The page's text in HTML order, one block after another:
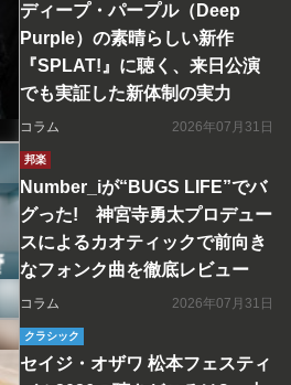
ディープ・パープル（Deep
Purple）の素晴らしい新作
『SPLAT!』に聴く、来日公演
でも実証した新体制の実力
コラム 2026年07月31日
邦楽
Number_iが“BUGS LIFE”でバ
グった! 神宮寺勇太プロデュー
スによるカオティックで前向き
なフォンク曲を徹底レビュー
コラム 2026年07月31日
クラシック
セイジ・オザワ 松本フェスティ